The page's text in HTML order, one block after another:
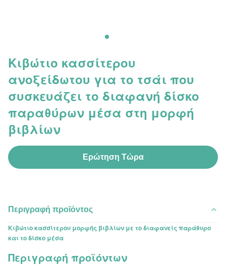
Κιβώτιο κασσίτερου
ανοξείδωτου για το τσάι που
συσκευάζει το διαφανή δίσκο
παραθύρων μέσα στη μορφή
βιβλίων
Ερώτηση Τώρα
Περιγραφή προϊόντος
Κιβώτιο κασσίτερου μορφής βιβλίων με το διαφανείς παράθυρο
και το δίσκο μέσα
Περιγραφή προϊόντων